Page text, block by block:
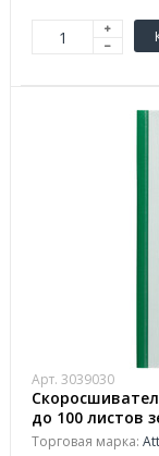
Арт. 3039030
до 100 листов
10 штук в
Торговая марка: